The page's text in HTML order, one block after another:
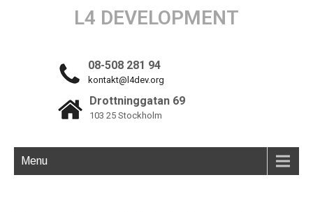
L4 DEVELOPMENT
08-508 281 94
kontakt@l4dev.org
Drottninggatan 69
103 25 Stockholm
Menu